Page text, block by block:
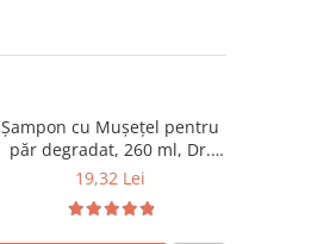
Șampon cu Mușețel pentru
păr degradat, 260 ml, Dr.
Soleil
19,32 Lei